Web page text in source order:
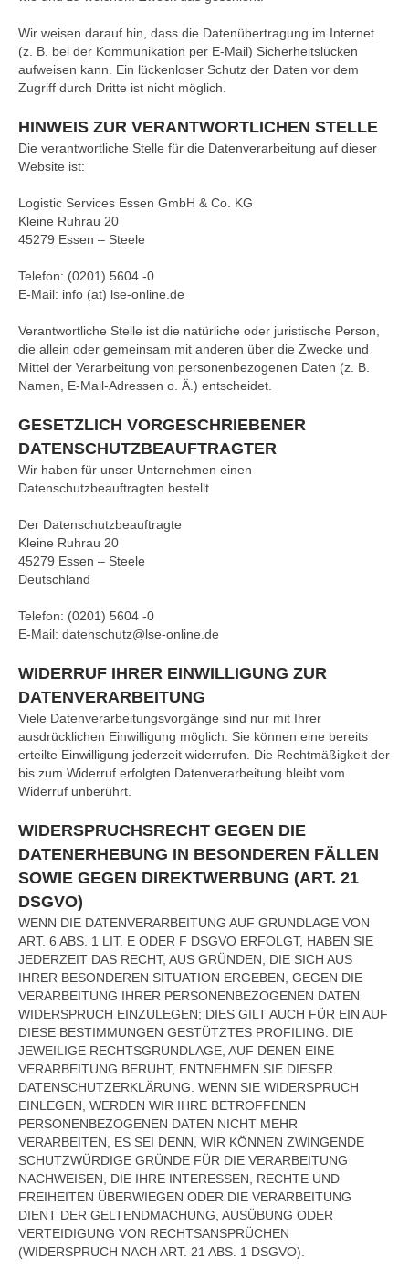
Wir weisen darauf hin, dass die Datenübertragung im Internet
(z. B. bei der Kommunikation per E-Mail) Sicherheitslücken
aufweisen kann. Ein lückenloser Schutz der Daten vor dem
Zugriff durch Dritte ist nicht möglich.
HINWEIS ZUR VERANTWORTLICHEN STELLE
Die verantwortliche Stelle für die Datenverarbeitung auf dieser
Website ist:
Logistic Services Essen GmbH & Co. KG
Kleine Ruhrau 20
45279 Essen – Steele
Telefon: (0201) 5604 -0
E-Mail: info (at) lse-online.de
Verantwortliche Stelle ist die natürliche oder juristische Person,
die allein oder gemeinsam mit anderen über die Zwecke und
Mittel der Verarbeitung von personenbezogenen Daten (z. B.
Namen, E-Mail-Adressen o. Ä.) entscheidet.
GESETZLICH VORGESCHRIEBENER
DATENSCHUTZBEAUFTRAGTER
Wir haben für unser Unternehmen einen
Datenschutzbeauftragten bestellt.
Der Datenschutzbeauftragte
Kleine Ruhrau 20
45279 Essen – Steele
Deutschland
Telefon: (0201) 5604 -0
E-Mail: datenschutz@lse-online.de
WIDERRUF IHRER EINWILLIGUNG ZUR
DATENVERARBEITUNG
Viele Datenverarbeitungsvorgänge sind nur mit Ihrer
ausdrücklichen Einwilligung möglich. Sie können eine bereits
erteilte Einwilligung jederzeit widerrufen. Die Rechtmäßigkeit der
bis zum Widerruf erfolgten Datenverarbeitung bleibt vom
Widerruf unberührt.
WIDERSPRUCHSRECHT GEGEN DIE
DATENERHEBUNG IN BESONDEREN FÄLLEN
SOWIE GEGEN DIREKTWERBUNG (ART. 21
DSGVO)
WENN DIE DATENVERARBEITUNG AUF GRUNDLAGE VON
ART. 6 ABS. 1 LIT. E ODER F DSGVO ERFOLGT, HABEN SIE
JEDERZEIT DAS RECHT, AUS GRÜNDEN, DIE SICH AUS
IHRER BESONDEREN SITUATION ERGEBEN, GEGEN DIE
VERARBEITUNG IHRER PERSONENBEZOGENEN DATEN
WIDERSPRUCH EINZULEGEN; DIES GILT AUCH FÜR EIN AUF
DIESE BESTIMMUNGEN GESTÜTZTES PROFILING. DIE
JEWEILIGE RECHTSGRUNDLAGE, AUF DENEN EINE
VERARBEITUNG BERUHT, ENTNEHMEN SIE DIESER
DATENSCHUTZERKLÄRUNG. WENN SIE WIDERSPRUCH
EINLEGEN, WERDEN WIR IHRE BETROFFENEN
PERSONENBEZOGENEN DATEN NICHT MEHR
VERARBEITEN, ES SEI DENN, WIR KÖNNEN ZWINGENDE
SCHUTZWÜRDIGE GRÜNDE FÜR DIE VERARBEITUNG
NACHWEISEN, DIE IHRE INTERESSEN, RECHTE UND
FREIHEITEN ÜBERWIEGEN ODER DIE VERARBEITUNG
DIENT DER GELTENDMACHUNG, AUSÜBUNG ODER
VERTEIDIGUNG VON RECHTSANSPRÜCHEN
(WIDERSPRUCH NACH ART. 21 ABS. 1 DSGVO).